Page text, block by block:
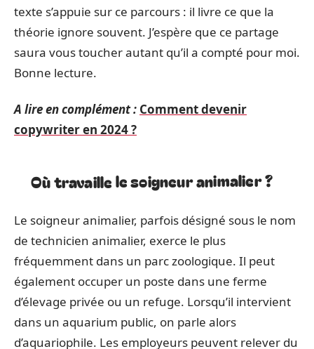
texte s’appuie sur ce parcours : il livre ce que la
théorie ignore souvent. J’espère que ce partage
saura vous toucher autant qu’il a compté pour moi.
Bonne lecture.
A lire en complément : Comment devenir
copywriter en 2024 ?
Où travaille le soigneur animalier ?
Le soigneur animalier, parfois désigné sous le nom
de technicien animalier, exerce le plus
fréquemment dans un parc zoologique. Il peut
également occuper un poste dans une ferme
d’élevage privée ou un refuge. Lorsqu’il intervient
dans un aquarium public, on parle alors
d’aquariophile. Les employeurs peuvent relever du